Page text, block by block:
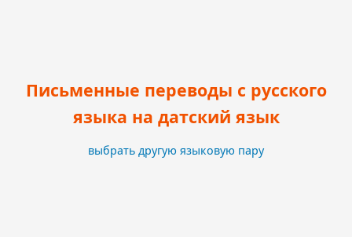
Письменные переводы с русского
языка на датский язык
выбрать другую языковую пару